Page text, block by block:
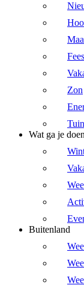
Zon
Wat ga je
Buitenland